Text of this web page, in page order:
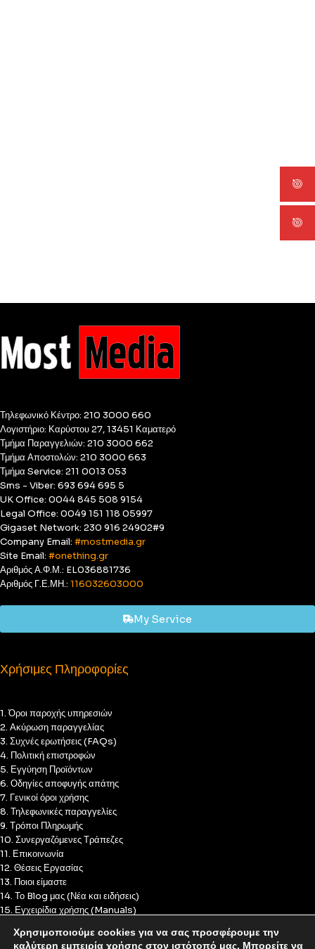
Τηλεφωνικό Κέντρο: 210 3000 660
Λογιστήριο: Καρύστου 27, 13451 Καματερό
Τμήμα Παραγγελιών: 210 3000 662
Τμήμα Αποστολών: 210 3000 663
Τμήμα Service: 211 0013 053
Sms - Viber: 693 694 695 5
UK Office: 0044 845 508 9154
Legal Office: 0049 151 118 05997
Gigaset Network: 230 916 24902#9
Company Email: #mostmedia.gr
Site Email: #onething.gr
Αριθμός Α.Φ.Μ.: EL036881736
Αριθμός Γ.Ε.ΜΗ.: 116032603000
My Service
Χρήσιμες Πληροφορίες
1. Όροι παροχής υπηρεσιών
2. Ακύρωση παραγγελίας
3. Συχνές ερωτήσεις (FAQs)
4. Πολιτική επιστροφών
5. Εγγύηση Προϊόντων
6. Οδηγίες αποφυγής απάτης
7. Γενικοί όροι χρήσης
8. Τηλεφωνικές παραγγελίες
9. Τρόποι Πληρωμής
10. Συνεργαζόμενες Τράπεζες
11. Επικοινωνία
12. Θέσεις Εργασίας
13. Ποιοι είμαστε
14. Το Blog μας (Νέα και ειδήσεις)
15. Εγχειρίδια χρήσης (Manuals)
17. Πολιτική Cookies
Χρησιμοποιούμε cookies για να σας προσφέρουμε την
καλύτερη εμπειρία χρήσης στον ιστότοπό μας. Μπορείτε να